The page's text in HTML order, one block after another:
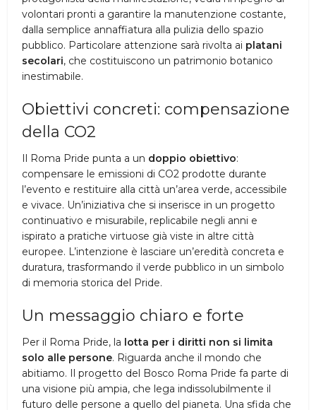
volontari pronti a garantire la manutenzione costante,
dalla semplice annaffiatura alla pulizia dello spazio
pubblico. Particolare attenzione sarà rivolta ai platani
secolari, che costituiscono un patrimonio botanico
inestimabile.
Obiettivi concreti: compensazione
della CO2
Il Roma Pride punta a un doppio obiettivo:
compensare le emissioni di CO2 prodotte durante
l’evento e restituire alla città un’area verde, accessibile
e vivace. Un’iniziativa che si inserisce in un progetto
continuativo e misurabile, replicabile negli anni e
ispirato a pratiche virtuose già viste in altre città
europee. L’intenzione è lasciare un’eredità concreta e
duratura, trasformando il verde pubblico in un simbolo
di memoria storica del Pride.
Un messaggio chiaro e forte
Per il Roma Pride, la lotta per i diritti non si limita
solo alle persone. Riguarda anche il mondo che
abitiamo. Il progetto del Bosco Roma Pride fa parte di
una visione più ampia, che lega indissolubilmente il
futuro delle persone a quello del pianeta. Una sfida che